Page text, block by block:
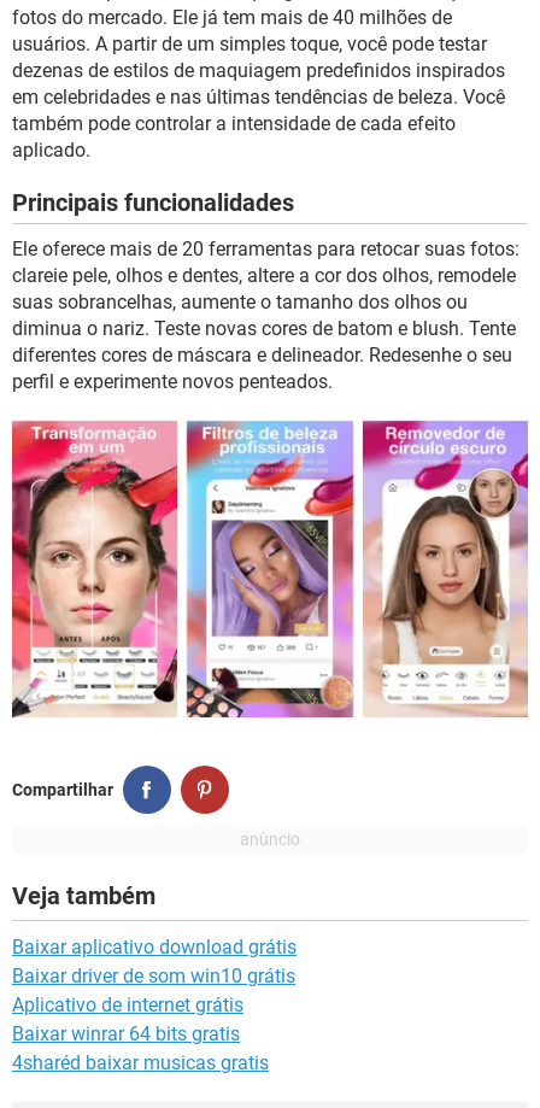
GUIA DE COMPRAS
fotos do mercado. Ele já tem mais de 40 milhões de
usuários. A partir de um simples toque, você pode testar
dezenas de estilos de maquiagem predefinidos inspirados
em celebridades e nas últimas tendências de beleza. Você
também pode controlar a intensidade de cada efeito
aplicado.
Principais funcionalidades
Ele oferece mais de 20 ferramentas para retocar suas fotos:
clareie pele, olhos e dentes, altere a cor dos olhos, remodele
suas sobrancelhas, aumente o tamanho dos olhos ou
diminua o nariz. Teste novas cores de batom e blush. Tente
diferentes cores de máscara e delineador. Redesenhe o seu
perfil e experimente novos penteados.
Compartilhar
Veja também
Baixar aplicativo download grátis
Baixar driver de som win10 grátis
Aplicativo de internet grátis
Baixar winrar 64 bits gratis
4sharéd baixar musicas gratis